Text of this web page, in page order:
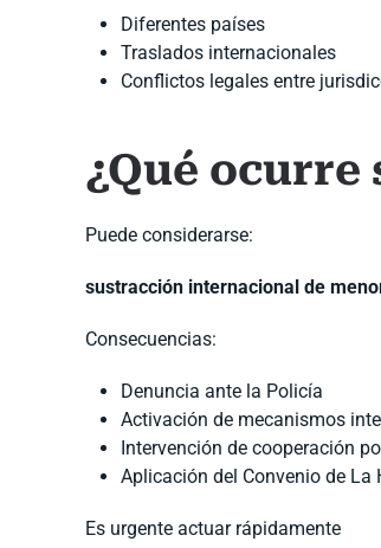
Diferentes países
Traslados internacionales
Conflictos legales entre
¿Qué
Puede considerarse:
sustracción internacional de
Consecuencias:
Denuncia ante la Policía
Activación de mecanismos
Intervención de cooperación
Aplicación del Convenio de La
Es urgente actuar rápidamente